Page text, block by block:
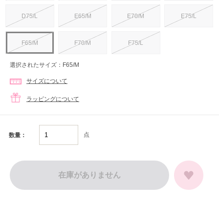
D75/L E65/M E70/M E75/L
F65/M F70/M F75/L
選択されたサイズ：F65/M
サイズについて
ラッピングについて
数量： 点
在庫がありません